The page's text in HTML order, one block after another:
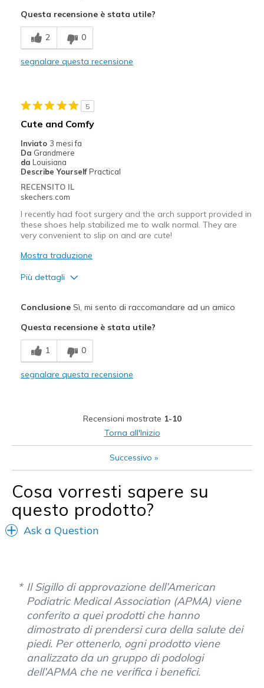
Comfortable
Stylish
Going Out
Width
Sizing
Feels true to size
View On Shoes
Questa recensione è stata utile?
2 0
segnalare questa recensione
5
Cute and Comfy
Inviato 3 mesi fa
Da Grandmere
da Louisiana
Describe Yourself Practical
RECENSITO IL
skechers.com
I recently had foot surgery and the arch support provided in
these shoes help stabilized me to walk normal. They are
very convenient to slip on and are cute!
Mostra traduzione
Più dettagli
Breathe Well
Comfortable
Feels true to width
ConclusioneSì, mi sento di raccomandare ad un amico
Questa recensione è stata utile?
1 0
segnalare questa recensione
Recensioni mostrate 1-10
Torna all'Inizio
Successivo »
Cosa vorresti sapere su
questo prodotto?
Ask a Question
Il Sigillo di approvazione dell’American
Podiatric Medical Association (APMA) viene
conferito a quei prodotti che hanno
dimostrato di prendersi cura della salute dei
piedi. Per ottenerlo, ogni prodotto viene
analizzato da un gruppo di podologi
dell’APMA che ne verifica i benefici.